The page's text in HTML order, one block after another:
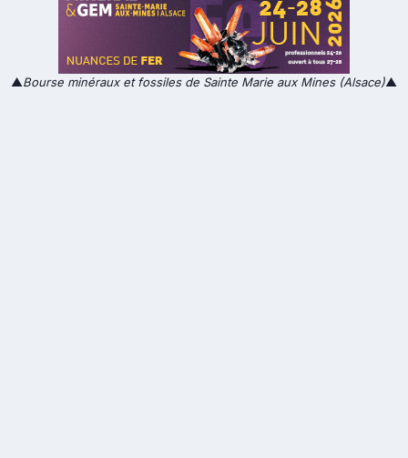
▲Bourse minéraux et fossiles de Sainte Marie aux Mines (Alsace)▲